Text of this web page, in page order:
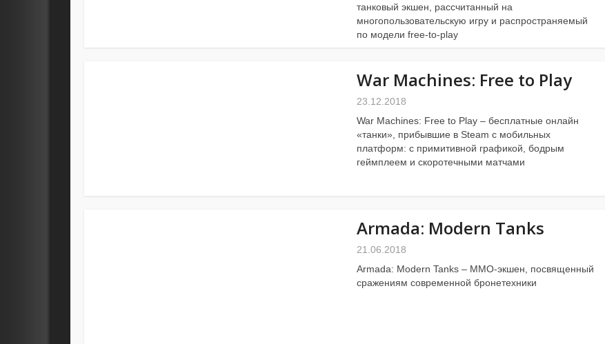
танковый экшен, рассчитанный на
многопользовательскую игру и распространяемый
по модели free-to-play
War Machines: Free to Play
23.12.2018
War Machines: Free to Play – бесплатные онлайн
«танки», прибывшие в Steam с мобильных
платформ: с примитивной графикой, бодрым
геймплеем и скоротечными матчами
Armada: Modern Tanks
21.06.2018
Armada: Modern Tanks – ММО-экшен, посвященный
сражениям современной бронетехники